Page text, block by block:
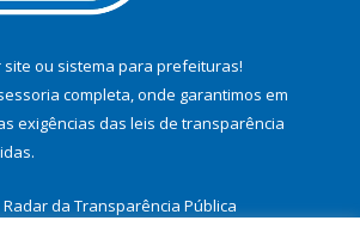
site ou sistema para prefeituras!
completa, onde garantimos em
exigências das leis de transparência
Radar da Transparência Pública